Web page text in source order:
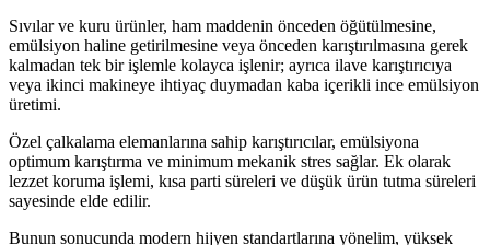
Sıvılar ve kuru ürünler, ham maddenin önceden öğütülmesine,
emülsiyon haline getirilmesine veya önceden karıştırılmasına gerek
kalmadan tek bir işlemle kolayca işlenir; ayrıca ilave karıştırıcıya
veya ikinci makineye ihtiyaç duymadan kaba içerikli ince emülsiyon
üretimi.
Özel çalkalama elemanlarına sahip karıştırıcılar, emülsiyona
optimum karıştırma ve minimum mekanik stres sağlar. Ek olarak
lezzet koruma işlemi, kısa parti süreleri ve düşük ürün tutma süreleri
sayesinde elde edilir.
Bunun sonucunda modern hijyen standartlarına yönelim, yüksek